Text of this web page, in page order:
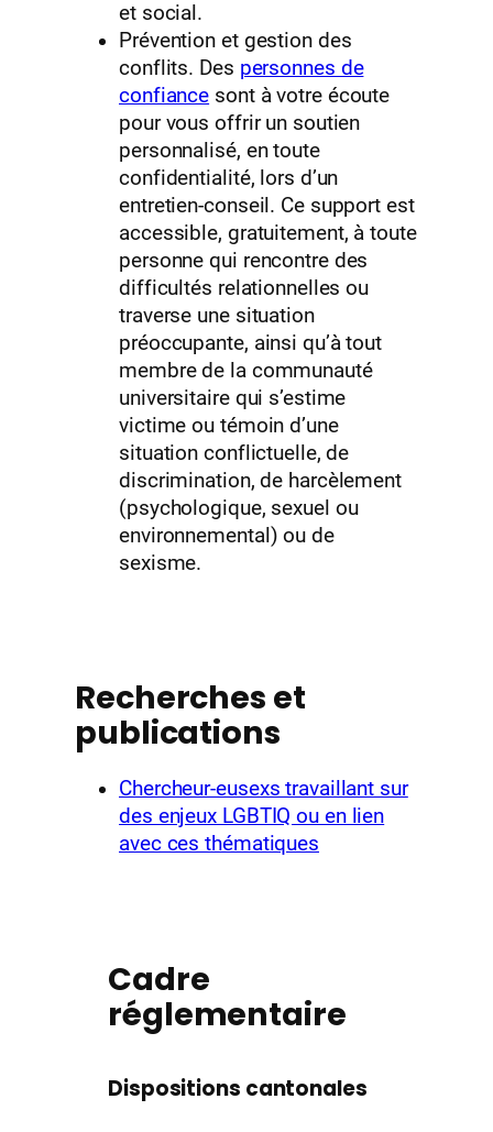
et social.
Prévention et gestion des
conflits. Des personnes de
confiance sont à votre écoute
pour vous offrir un soutien
personnalisé, en toute
confidentialité, lors d’un
entretien-conseil. Ce support est
accessible, gratuitement, à toute
personne qui rencontre des
difficultés relationnelles ou
traverse une situation
préoccupante, ainsi qu’à tout
membre de la communauté
universitaire qui s’estime
victime ou témoin d’une
situation conflictuelle, de
discrimination, de harcèlement
(psychologique, sexuel ou
environnemental) ou de
sexisme.
Recherches et
publications
Chercheur-eusexs travaillant sur
des enjeux LGBTIQ ou en lien
avec ces thématiques
Cadre
réglementaire
Dispositions cantonales